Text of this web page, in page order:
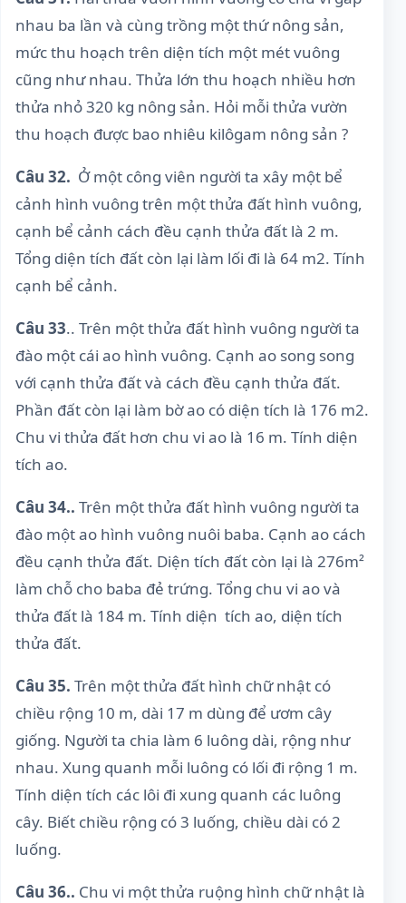
nhau ba lần và cùng trồng một thứ nông sản,
mức thu hoạch trên diện tích một mét vuông
cũng như nhau. Thửa lớn thu hoạch nhiều hơn
thửa nhỏ 320 kg nông sản. Hỏi mỗi thửa vườn
thu hoạch được bao nhiêu kilôgam nông sản ?
Câu 32. Ở một công viên người ta xây một bể
cảnh hình vuông trên một thửa đất hình vuông,
cạnh bể cảnh cách đều cạnh thửa đất là 2 m.
Tổng diện tích đất còn lại làm lối đi là 64 m2. Tính
cạnh bể cảnh.
Câu 33.. Trên một thửa đất hình vuông người ta
đào một cái ao hình vuông. Cạnh ao song song
với cạnh thửa đất và cách đều cạnh thửa đất.
Phần đất còn lại làm bờ ao có diện tích là 176 m2.
Chu vi thửa đất hơn chu vi ao là 16 m. Tính diện
tích ao.
Câu 34.. Trên một thửa đất hình vuông người ta
đào một ao hình vuông nuôi baba. Cạnh ao cách
đều cạnh thửa đất. Diện tích đất còn lại là 276m²
làm chỗ cho baba đẻ trứng. Tổng chu vi ao và
thửa đất là 184 m. Tính diện tích ao, diện tích
thửa đất.
Câu 35. Trên một thửa đất hình chữ nhật có
chiều rộng 10 m, dài 17 m dùng để ươm cây
giống. Người ta chia làm 6 luông dài, rộng như
nhau. Xung quanh mỗi luông có lối đi rộng 1 m.
Tính diện tích các lôi đi xung quanh các luông
cây. Biết chiều rộng có 3 luống, chiều dài có 2
luống.
Câu 36.. Chu vi một thửa ruộng hình chữ nhật là